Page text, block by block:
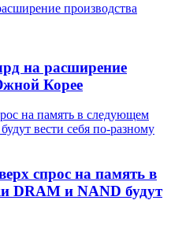
производства
на расширение
Корее
на память в следующем
вести себя по-разному
спрос на память в
DRAM и NAND будут